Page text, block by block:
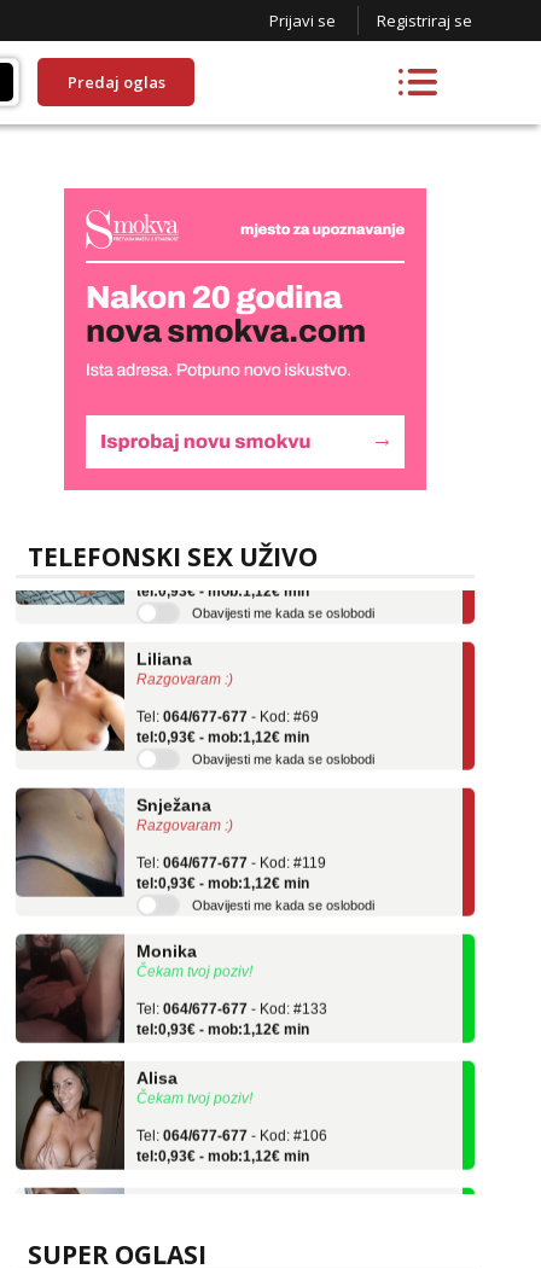
Prijavi se Registriraj se
Predaj oglas
TELEFONSKI SEX UŽIVO
Lucija
Tel:064/677-677 - Kod: #136
tel:0,93€ - mob:1,12€ min
Obavijesti me kada se oslobodi
Razgovaram :)
tel:0,93€ - mob:1,12€ min
Obavijesti me kada se oslobodi
Razgovaram :)
tel:0,93€ - mob:1,12€ min
Obavijesti me kada se oslobodi
Čekam tvoj poziv!
tel:0,93€ - mob:1,12€ min
Čekam tvoj poziv!
tel:0,93€ - mob:1,12€ min
tel:0,93€ - mob:1,12€ min
SUPER OGLASI